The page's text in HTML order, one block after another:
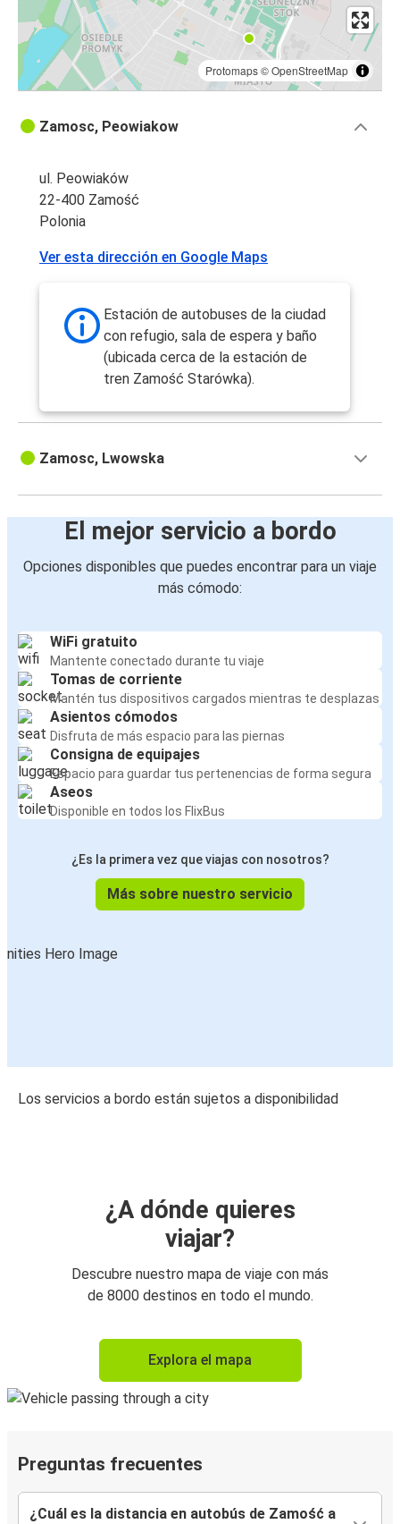
Protomaps©OpenStreetMap
Zamosc, Peowiakow
ul. Peowiaków
22-400 Zamość
Polonia
Ver esta dirección en Google Maps
Estación de autobuses de la ciudad
con refugio, sala de espera y baño
(ubicada cerca de la estación de
tren Zamość Starówka).
Zamosc, Lwowska
El mejor servicio a bordo
Opciones disponibles que puedes encontrar para un viaje
más cómodo:
WiFi gratuito
Mantente conectado durante tu viaje
Tomas de corriente
Mantén tus dispositivos cargados mientras te desplazas
Asientos cómodos
Disfruta de más espacio para las piernas
Consigna de equipajes
Espacio para guardar tus pertenencias de forma segura
Aseos
Disponible en todos los FlixBus
¿Es la primera vez que viajas con nosotros?
Más sobre nuestro servicio
Los servicios a bordo están sujetos a disponibilidad
¿A dónde quieres
viajar?
Descubre nuestro mapa de viaje con más
de 8000 destinos en todo el mundo.
Explora el mapa
Preguntas frecuentes
¿Cuál es la distancia en autobús de Zamość a